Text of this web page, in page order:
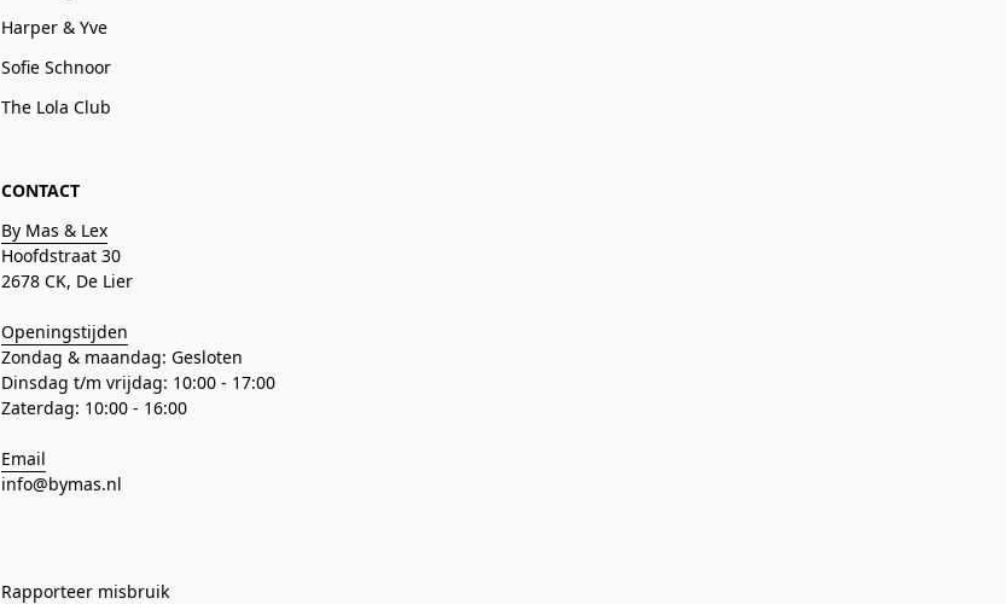
Harper & Yve
Sofie Schnoor
The Lola Club
CONTACT
By Mas & Lex
Hoofdstraat 30
2678 CK, De Lier
Openingstijden
Zondag & maandag: Gesloten
Dinsdag t/m vrijdag: 10:00 - 17:00
Zaterdag: 10:00 - 16:00
Email
info@bymas.nl
Rapporteer misbruik